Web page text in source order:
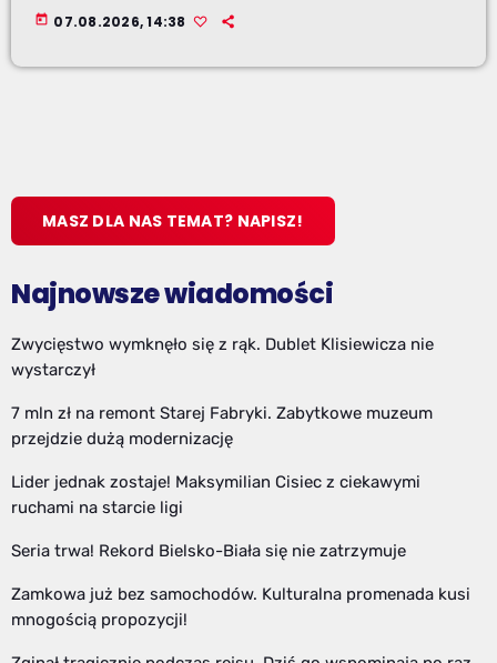
today 07.08.2026, 14:38
MASZ DLA NAS TEMAT? NAPISZ!
Najnowsze wiadomości
Zwycięstwo wymknęło się z rąk. Dublet Klisiewicza nie
wystarczył
7 mln zł na remont Starej Fabryki. Zabytkowe muzeum
przejdzie dużą modernizację
Lider jednak zostaje! Maksymilian Cisiec z ciekawymi
ruchami na starcie ligi
Seria trwa! Rekord Bielsko-Biała się nie zatrzymuje
Zamkowa już bez samochodów. Kulturalna promenada kusi
mnogością propozycji!